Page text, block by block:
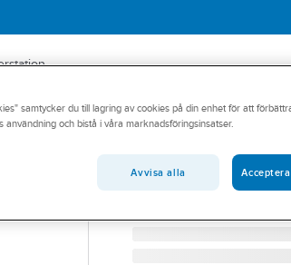
THEBEN
Väderstation
VÄDST METEODATA
Artikelnummer:
1739276
1409207
samtycker du till lagring av cookies på din enhet för att
och bistå i våra marknadsföringsinsatser.
Avvisa alla